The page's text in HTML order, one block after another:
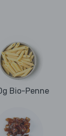
Bio-Penne